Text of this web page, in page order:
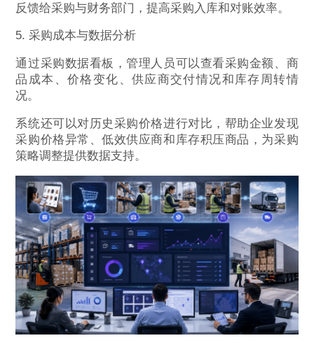
反馈给采购与财务部门，提高采购入库和对账效率。
5. 采购成本与数据分析
通过采购数据看板，管理人员可以查看采购金额、商
品成本、价格变化、供应商交付情况和库存周转情
况。
系统还可以对历史采购价格进行对比，帮助企业发现
采购价格异常、低效供应商和库存积压商品，为采购
策略调整提供数据支持。